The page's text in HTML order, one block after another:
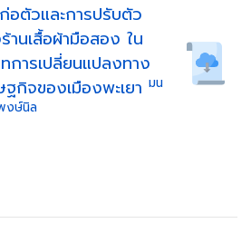
อตัวและการปรับตัว
านเสื้อผ้ามือสอง ใน
การเปลี่ยนแปลงทาง
ฐกิจของเมืองพะเยา มน
งษ์นิล